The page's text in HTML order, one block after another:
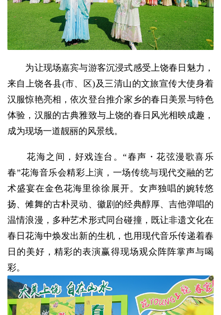
为让现场嘉宾与游客沉浸式感受上饶春日魅力，
来自上饶各县(市、区)及三清山的文旅宣传大使身着
汉服惊艳亮相，依次登台推介家乡的春日美景与特色
体验，汉服的古典雅致与上饶的春日风光相映成趣，
成为现场一道靓丽的风景线。
花海之间，好戏连台。“春声・花弦漫歌喜乐
春”花海音乐会精彩上演，一场传统与现代交融的艺
术盛宴在金色花海里徐徐展开。女声独唱的婉转悠
扬、傩舞的古朴灵动、徽剧的经典醇厚、吉他弹唱的
温情浪漫，多种艺术形式同台碰撞，既让非遗文化在
春日花海中焕发出新的生机，也用现代音乐传递着春
日的美好，精彩的表演赢得现场观众阵阵掌声与喝
彩。